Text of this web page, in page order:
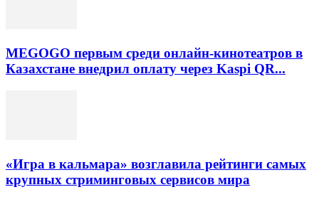
MEGOGO первым среди онлайн-кинотеатров в
Казахстане внедрил оплату через Kaspi QR...
«Игра в кальмара» возглавила рейтинги самых
крупных стриминговых сервисов мира